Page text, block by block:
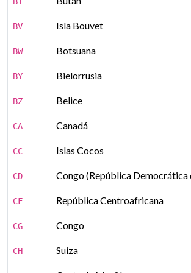
BV Isla Bouvet
BW Botsuana
BY Bielorrusia
BZ Belice
CA Canadá
CC Islas Cocos
CD Congo (República Democrática
CF República Centroafricana
CG Congo
CH Suiza